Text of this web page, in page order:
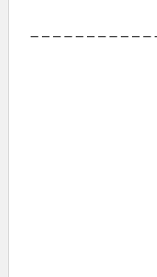
– – – – – – – – – – –